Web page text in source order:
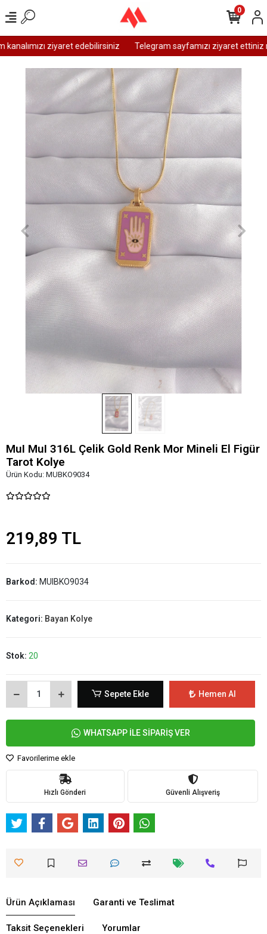
ziyaret edebilirsiniz Telegram sayfamızı ziyaret ettiniz
0
MuI MuI 316L Çelik Gold Renk Mor Mineli El Figür
Tarot Kolye
Ürün Kodu: MUBKO9034
219,89 TL
Barkod: MUIBKO9034
Kategori: Bayan Kolye
Stok: 20
Sepete Ekle Hemen Al
WHATSAPP İLE SİPARİŞ VER
Favorilerime ekle
Hızlı Gönderi Güvenli Alışveriş
Ürün Açıklaması Garanti ve Teslimat
Taksit Seçenekleri Yorumlar